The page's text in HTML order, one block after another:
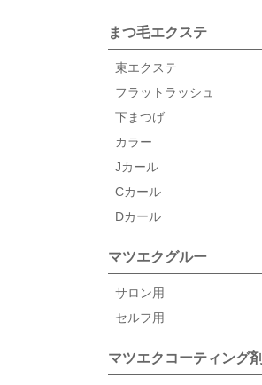
まつ毛エクステ
束エクステ
フラットラッシュ
下まつげ
カラー
Jカール
Cカール
Dカール
マツエクグルー
サロン用
セルフ用
マツエクコーティング剤